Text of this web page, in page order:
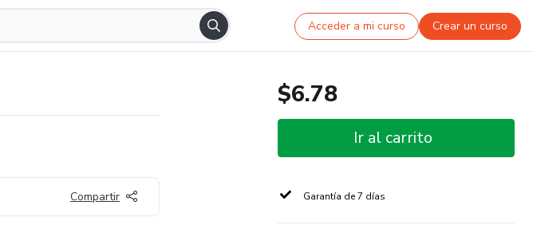
Acceder a mi curso Crear un curso
Compartir
$6.78
Ir al carrito
Garantía de 7 días